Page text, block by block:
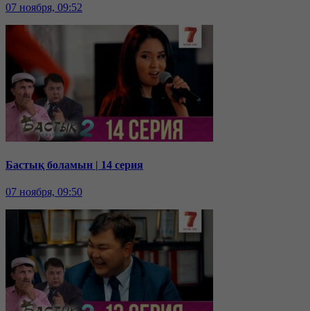
07 ноября, 09:52
Бастық боламын | 14 серия
07 ноября, 09:50